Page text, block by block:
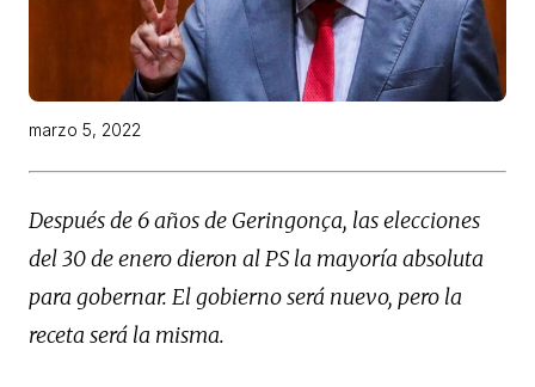
marzo 5, 2022
Después de 6 años de Geringonça, las elecciones
del 30 de enero dieron al PS la mayoría absoluta
para gobernar. El gobierno será nuevo, pero la
receta será la misma.